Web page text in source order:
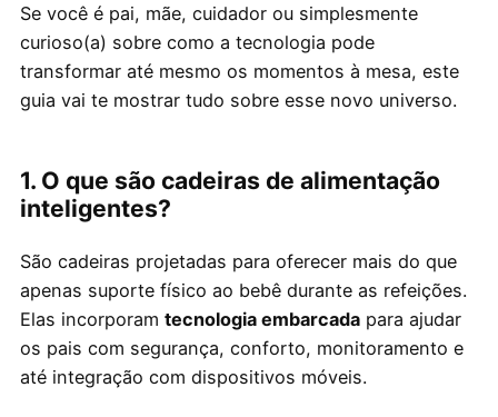
Se você é pai, mãe, cuidador ou simplesmente
curioso(a) sobre como a tecnologia pode
transformar até mesmo os momentos à mesa, este
guia vai te mostrar tudo sobre esse novo universo.
1. O que são cadeiras de alimentação
inteligentes?
São cadeiras projetadas para oferecer mais do que
apenas suporte físico ao bebê durante as refeições.
Elas incorporam tecnologia embarcadapara ajudar
os pais com segurança, conforto, monitoramento e
até integração com dispositivos móveis.